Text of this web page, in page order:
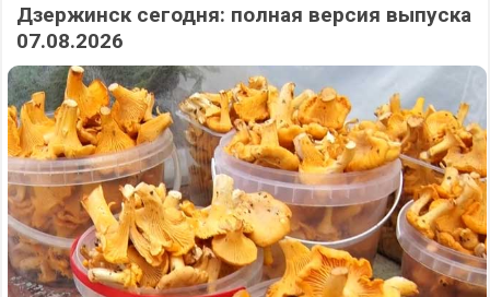
Дзержинск сегодня: полная версия выпуска
07.08.2026